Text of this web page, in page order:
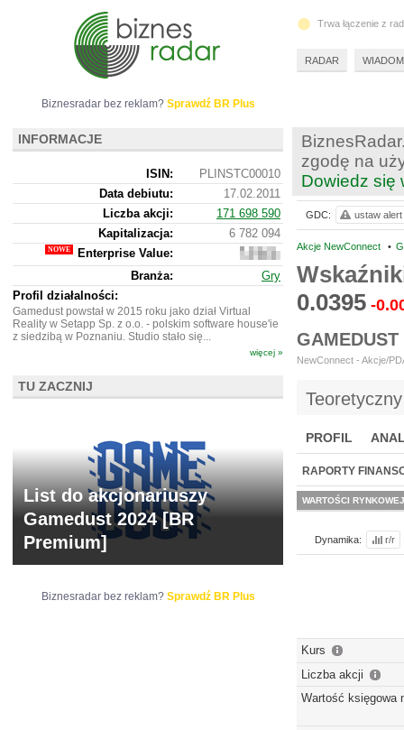
zgodę na
Dowiedz się
Akcje NewConnect •
0.0395 -
NewConnect - Akcje/
PROFIL
BR LAB
RAPORTY
WARTOŚCI RYNKOWEJ
Dynamika: r/r
Kurs
Liczba akcji
Wartość księgowa
GDC: ustaw alert
Biznesradar bez reklam? Sprawdź BR Plus
INFORMACJE
ISIN:
PLINSTC00010
Data debiutu:
17.02.2011
Liczba akcji:
171 698 590
Kapitalizacja:
6 782 094
Enterprise Value:
8
310
094
Branża:
Gry
Profil działalności:
Gamedust powstał w 2015 roku jako dział Virtual
Reality w Setapp Sp. z o.o. - polskim software house'ie
z siedzibą w Poznaniu. Studio stało się...
więcej »
TU ZACZNIJ
List do akcjonariuszy
Gamedust 2024 [BR
Premium]
Biznesradar bez reklam? Sprawdź BR Plus
Trwa łączenie z
RADAR